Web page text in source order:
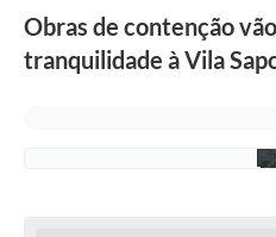
Obras de contenção
tranquilidade à Vila
l